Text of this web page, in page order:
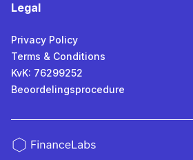
Legal
Privacy Policy
Terms & Conditions
KvK: 76299252
Beoordelingsprocedure